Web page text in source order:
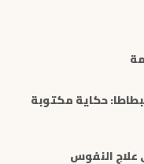
حكاية مكتوبة
علاج النفوس